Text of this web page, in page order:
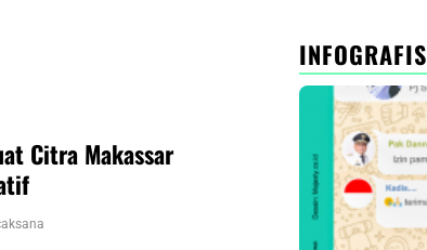
Citra Makassar
INFOGRAFIS